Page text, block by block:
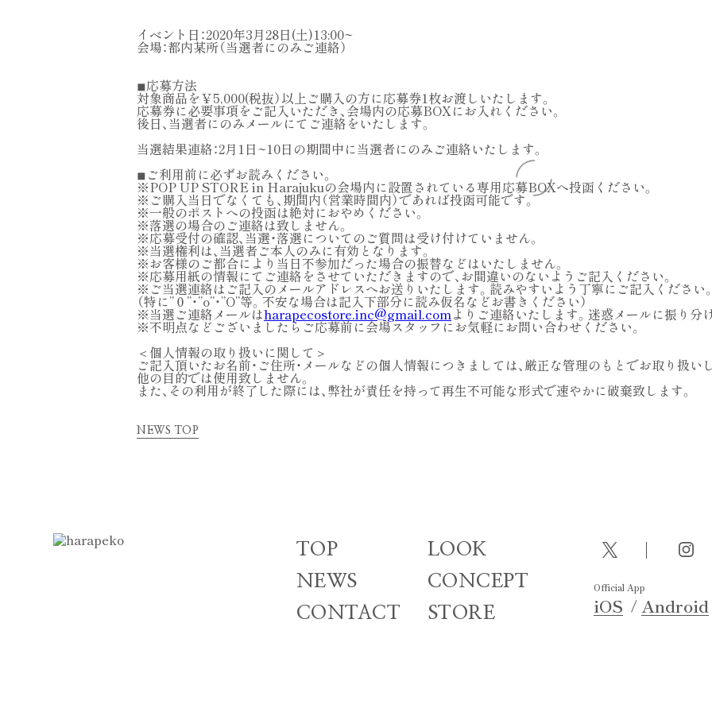
イベント日：2020年3月28日(土)13:00~
会場：都内某所（当選者にのみご連絡）
◾︎応募方法
対象商品を￥5,000(税抜）以上ご購入の方に応募券1枚お渡しいたします。
応募券に必要事項をご記入いただき、会場内の応募BOXにお入れください。
後日、当選者にのみメールにてご連絡をいたします。
当選結果連絡：2月1日~10日の期間中に当選者にのみご連絡いたします。
◾︎ご利用前に必ずお読みください。
※POP UP STORE in Harajukuの会場内に設置されている専用応募BOXへ投函ください。
※ご購入当日でなくても、期間内（営業時間内）であれば投函可能です。
※一般のポストへの投函は絶対におやめください。
※落選の場合のご連絡は致しません。
※応募受付の確認、当選・落選についてのご質問は受け付けていません。
※当選権利は、当選者ご本人のみに有効となります。
※お客様のご都合により当日不参加だった場合の振替などはいたしません。
※応募用紙の情報にてご連絡をさせていただきますので、お間違いのないようご記入ください。
※ご当選連絡はご記入のメールアドレスへお送りいたします。読みやすいよう丁寧にご記入ください。
（特に”０”・”o”・”O”等。不安な場合は記入下部分に読み仮名などお書きください）
※当選ご連絡メールはharapecostore.inc@gmail.comよりご連絡いたします。迷惑メールに振り分
※不明点などございましたらご応募前に会場スタッフにお気軽にお問い合わせください。
＜個人情報の取り扱いに関して＞
ご記入頂いたお名前・ご住所・メールなどの個人情報につきましては、厳正な管理のもとでお取り扱い
他の目的では使用致しません。
また、その利用が終了した際には、弊社が責任を持って再生不可能な形式で速やかに破棄致します。
NEWS TOP
TOP
LOOK
NEWS
CONCEPT
CONTACT
STORE
Official App
iOS Android